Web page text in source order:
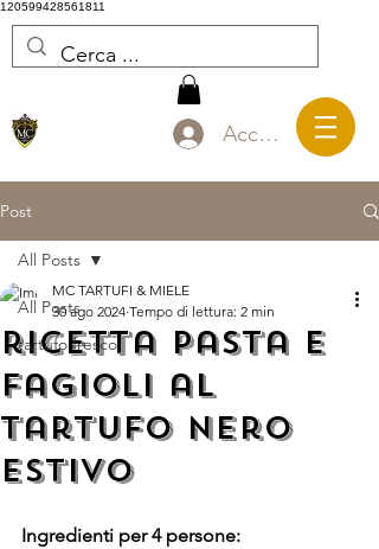
120599428561811
Accedi
Post
All Posts
tartufo fresco
All Posts
ricetta pasta e
fagioli al
tartufo nero
estivo
MC TARTUFI & MIELE
30 ago 2024 Tempo di lettura: 2 min
Ingredienti per 4 persone: